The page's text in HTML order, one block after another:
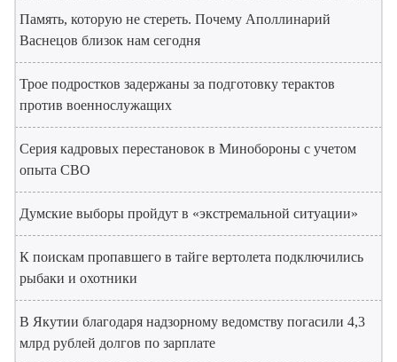
Память, которую не стереть. Почему Аполлинарий
Васнецов близок нам сегодня
Трое подростков задержаны за подготовку терактов
против военнослужащих
Серия кадровых перестановок в Минобороны с учетом
опыта СВО
Думские выборы пройдут в «экстремальной ситуации»
К поискам пропавшего в тайге вертолета подключились
рыбаки и охотники
В Якутии благодаря надзорному ведомству погасили 4,3
млрд рублей долгов по зарплате